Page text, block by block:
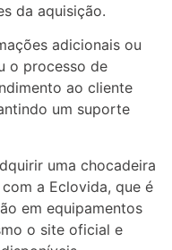
da aquisição.
adicionais ou
o processo de
ao cliente
um suporte
uma chocadeira
a Eclovida, que é
em equipamentos
o site oficial e